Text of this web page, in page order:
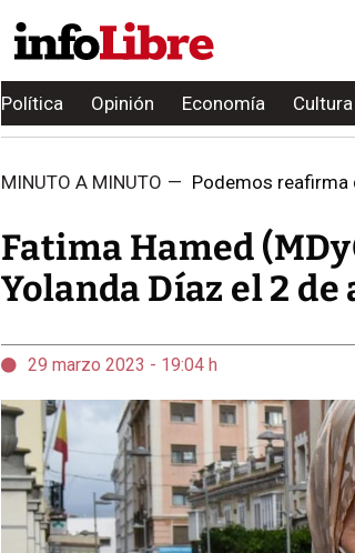
Política Opinión Economía Cultura
MINUTO A MINUTO — Podemos reafirma
Fatima Hamed
Yolanda Díaz el 2
29 marzo 2023 - 19:04 h